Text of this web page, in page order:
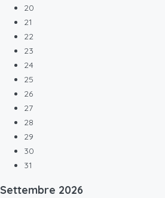
20
21
22
23
24
25
26
27
28
29
30
31
Settembre 2026